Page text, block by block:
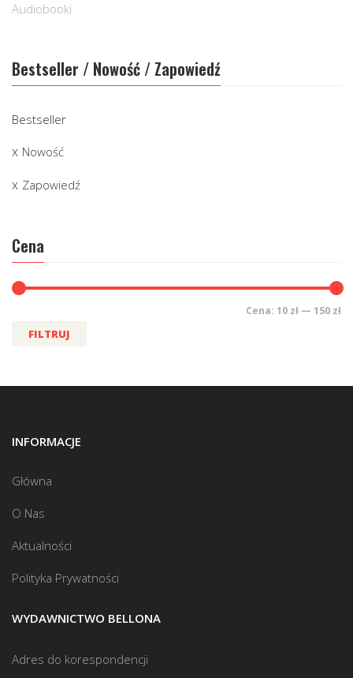
Audiobooki
Bestseller / Nowość / Zapowiedź
Bestseller
Nowość
Zapowiedź
Cena
FILTRUJ
Cena: 10 zł — 150 zł
INFORMACJE
Główna
O Nas
Aktualności
Polityka Prywatności
WYDAWNICTWO BELLONA
Adres do korespondencji